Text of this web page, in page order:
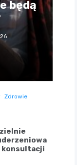
będą
Zdrowie
konsultacji